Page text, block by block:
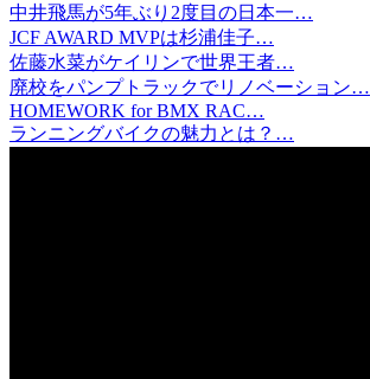
中井飛馬が5年ぶり2度目の日本一…
JCF AWARD MVPは杉浦佳子…
佐藤水菜がケイリンで世界王者…
廃校をパンプトラックでリノベーション…
HOMEWORK for BMX RAC…
ランニングバイクの魅力とは？…